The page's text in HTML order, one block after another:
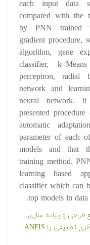
each input data
compared with the
by PNN trained
gradient procedure,
algorithm, gene
classifier,
perceptron, radial
network and
neural network.
presented
automatic
parameter of each
models and that
training method.
learning based
classifier which can
top models in
طراحی و پیاده سازی
سیستم استنتاج عصبی-فازی تطبیقی یا ANFIS